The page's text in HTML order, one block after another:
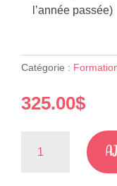
l’année passée)
Catégorie :
325.00$